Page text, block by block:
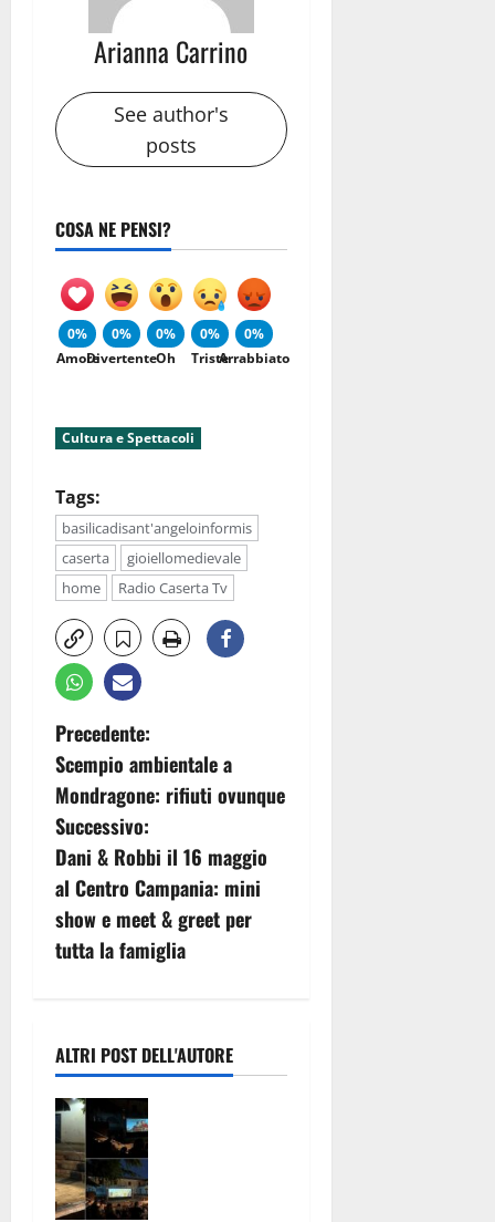
Arianna Carrino
See author's
posts
COSA NE PENSI?
0%
Amore
0%
Divertente
0%
Oh
0%
Triste
0%
Arrabbiato
Cultura e Spettacoli
Tags:
basilicadisant'angeloinformis
caserta
gioiellomedievale
home
Radio Caserta Tv
N
a
v
i
g
a
i
o
n
e
Precedente:
Scempio ambientale a
Mondragone: rifiuti ovunque
Successivo:
Dani & Robbi il 16 maggio
al Centro Campania: mini
show e meet & greet per
tutta la famiglia
ALTRI POST DELL'AUTORE